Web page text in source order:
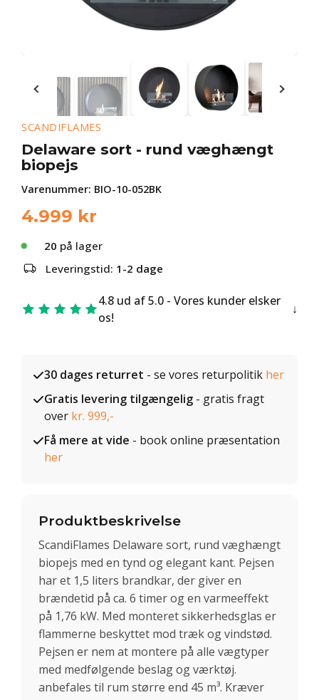
SCANDIFLAMES
Delaware sort - rund væghængt
biopejs
Varenummer: BIO-10-052BK
4.999 kr
20 på lager
Leveringstid: 1-2 dage
4.8 ud af 5.0 - Vores kunder elsker
os!
30 dages returret - se vores returpolitik her
Gratis levering tilgængelig - gratis fragt
over kr. 999,-
Få mere at vide - book online præsentation
her
Produktbeskrivelse
ScandiFlames Delaware sort, rund væghængt
biopejs med en tynd og elegant kant. Pejsen
har et 1,5 liters brandkar, der giver en
brændetid på ca. 6 timer og en varmeeffekt
på 1,76 kW. Med monteret sikkerhedsglas er
flammerne beskyttet mod træk og vindstød.
Pejsen er nem at montere på alle vægtyper
med medfølgende beslag og værktøj.
anbefales til rum større end 45 m³. Kræver